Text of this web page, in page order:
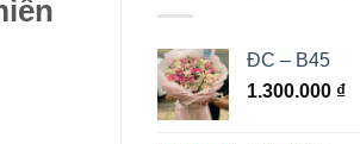
ĐC – B45
1.300.000 ₫